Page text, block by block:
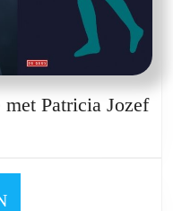
Patricia Jozef